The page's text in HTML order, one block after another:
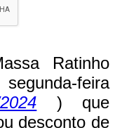
Ratinho
feira
) que
desconto de